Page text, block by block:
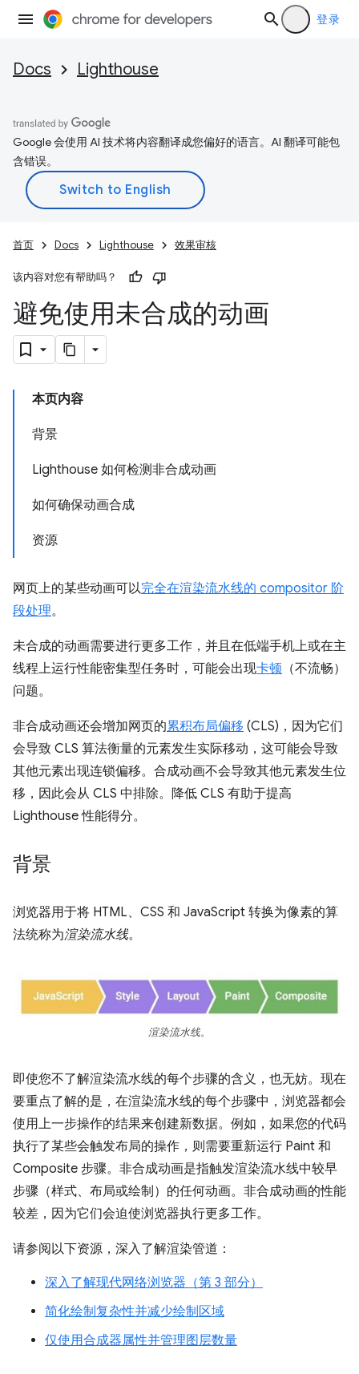
登录
Docs Lighthouse
Google 会使用 AI 技术将内容翻译成您偏好的语言。AI 翻译可能包
含错误。
首页 Docs Lighthouse 效果审核
该内容对您有帮助吗？
避免使用未合成的动画
本页内容
背景
Lighthouse 如何检测非合成动画
如何确保动画合成
资源
网页上的某些动画可以完全在渲染流水线的 compositor 阶
段处理。
未合成的动画需要进行更多工作，并且在低端手机上或在主
线程上运行性能密集型任务时，可能会出现卡顿 （不流畅）
问题。
非合成动画还会增加网页的累积布局偏移 (CLS)，因为它们
会导致 CLS 算法衡量的元素发生实际移动，这可能会导致
其他元素出现连锁偏移。合成动画不会导致其他元素发生位
移，因此会从 CLS 中排除。降低 CLS 有助于提高
Lighthouse 性能得分。
背景
浏览器用于将 HTML、CSS 和 JavaScript 转换为像素的算
法统称为渲染流水线。
渲染流水线。
即使您不了解渲染流水线的每个步骤的含义，也无妨。现在
要重点了解的是，在渲染流水线的每个步骤中，浏览器都会
使用上一步操作的结果来创建新数据。例如，如果您的代码
执行了某些会触发布局的操作，则需要重新运行 Paint 和
Composite 步骤。非合成动画是指触发渲染流水线中较早
步骤（样式、布局或绘制）的任何动画。非合成动画的性能
较差，因为它们会迫使浏览器执行更多工作。
请参阅以下资源，深入了解渲染管道：
深入了解现代网络浏览器（第 3 部分）
简化绘制复杂性并减少绘制区域
仅使用合成器属性并管理图层数量